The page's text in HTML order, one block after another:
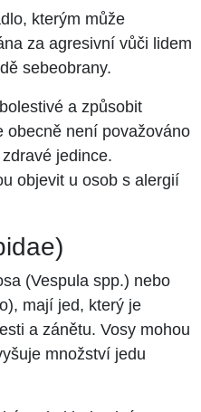
kterým může
za agresivní vůči lidem
sebeobrany.
a způsobit
obecně není považováno
jedince.
objevit u osob s alergií
(Vespula spp.) nebo
mají jed, který je
a zánětu. Vosy mohou
množství jedu